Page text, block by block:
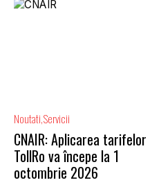
Noutati Servicii
CNAIR: Aplicarea tarifelor
TollRo va începe la 1
octombrie 2026